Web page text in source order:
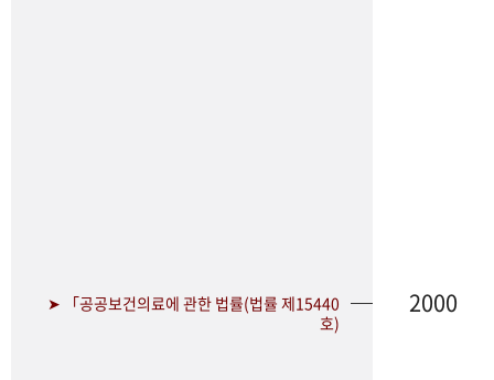
➤ 「공공보건의료에 관한 법률(법률 제15440
호)
2000